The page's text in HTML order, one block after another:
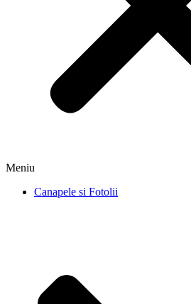
Meniu
Canapele si Fotolii